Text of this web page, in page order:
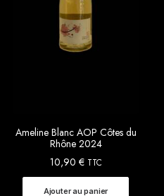
Ameline Blanc AOP Côtes du
Rhône 2024
10,90 € TTC
Ajouter au panier